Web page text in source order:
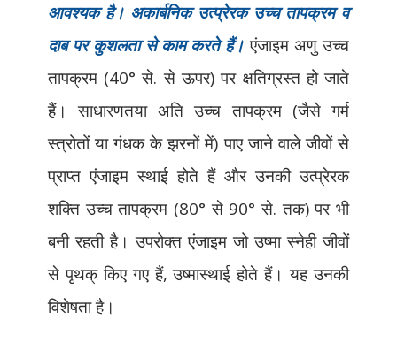
आवश्यक है। अकार्बनिक उत्प्रेरक उच्च तापक्रम व
दाब पर कुशलता से काम करते हैं।एंजाइम अणु उच्च
तापक्रम (40° से. से ऊपर) पर क्षतिग्रस्त हो जाते
हैं। साधारणतया अति उच्च तापक्रम (जैसे गर्म
स्त्रोतों या गंधक के झरनों में) पाए जाने वाले जीवों से
प्राप्त एंजाइम स्थाई होते हैं और उनकी उत्प्रेरक
शक्ति उच्च तापक्रम (80° से 90° से. तक) पर भी
बनी रहती है। उपरोक्त एंजाइम जो उष्मा स्नेही जीवों
से पृथक् किए गए हैं,उष्मास्थाई होते हैं। यह उनकी
विशेषता है।